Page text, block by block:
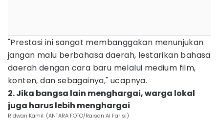
"Prestasi ini sangat membanggakan menunjukan
jangan malu berbahasa daerah, lestarikan bahasa
daerah dengan cara baru melalui medium film,
konten, dan sebagainya," ucapnya.
2. Jika bangsa lain menghargai, warga lokal
juga harus lebih menghargai
Ridwan Kamil. (ANTARA FOTO/Raisan Al Farisi)